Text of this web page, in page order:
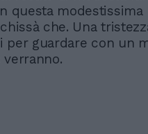
questa modestissima
che. Una
per guardare con un